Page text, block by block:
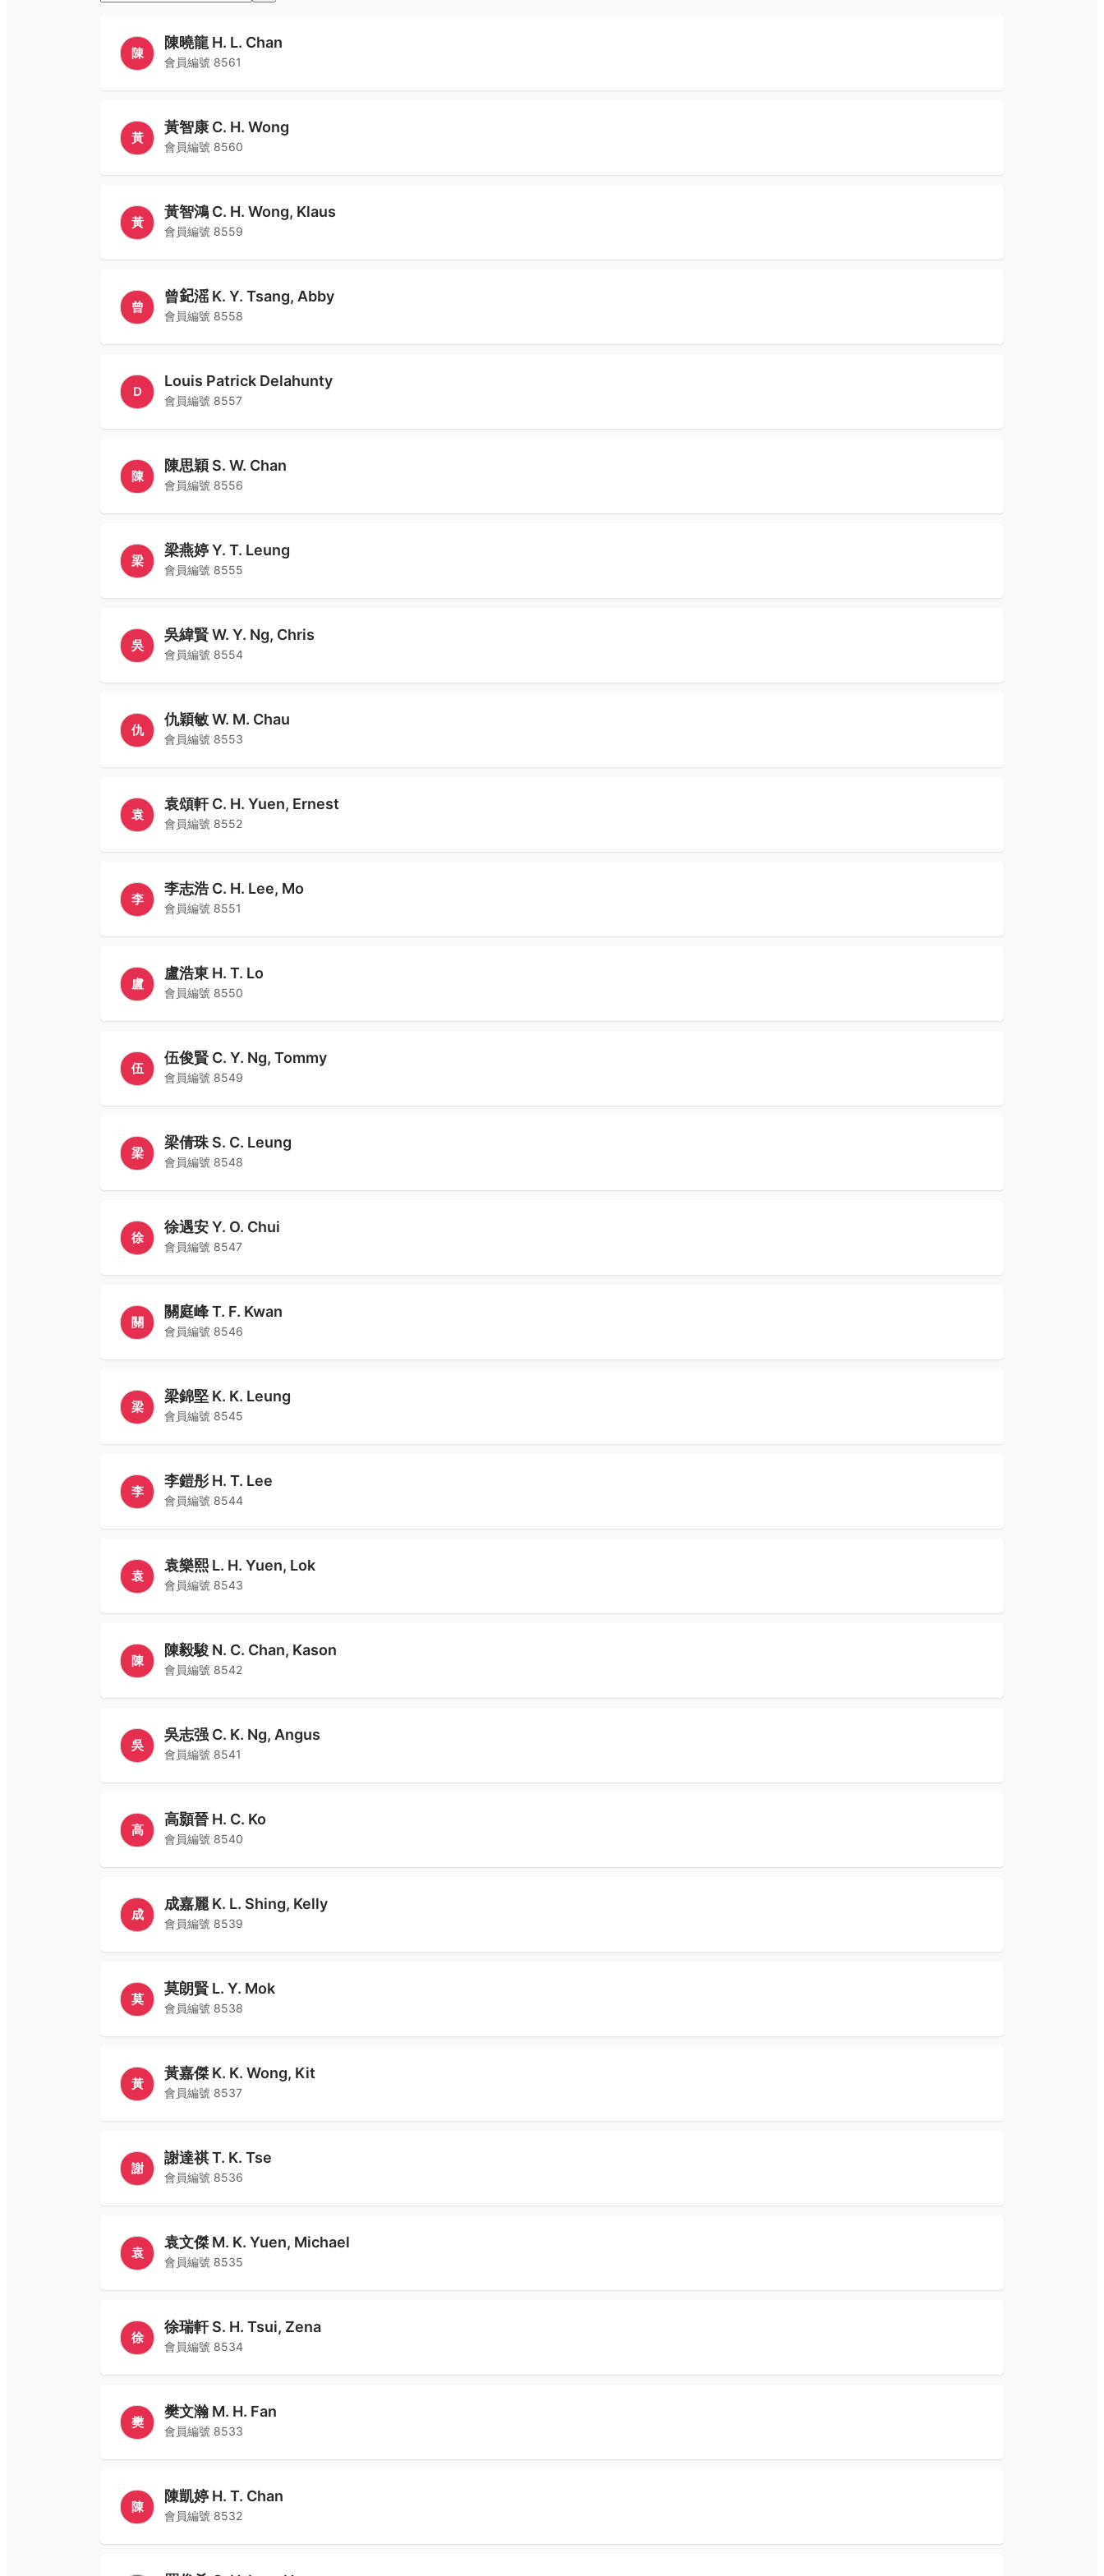
陳
陳曉龍 H. L. Chan
會員編號 8561
黃
黃智康 C. H. Wong
會員編號 8560
黃
黃智鴻 C. H. Wong, Klaus
會員編號 8559
曾
曾𨥈滛 K. Y. Tsang, Abby
會員編號 8558
D
Louis Patrick Delahunty
會員編號 8557
陳
陳思穎 S. W. Chan
會員編號 8556
梁
梁燕婷 Y. T. Leung
會員編號 8555
吳
吳緯賢 W. Y. Ng, Chris
會員編號 8554
仇
仇穎敏 W. M. Chau
會員編號 8553
袁
袁頌軒 C. H. Yuen, Ernest
會員編號 8552
李
李志浩 C. H. Lee, Mo
會員編號 8551
盧
盧浩東 H. T. Lo
會員編號 8550
伍
伍俊賢 C. Y. Ng, Tommy
會員編號 8549
梁
梁倩珠 S. C. Leung
會員編號 8548
徐
徐遇安 Y. O. Chui
會員編號 8547
關
關庭峰 T. F. Kwan
會員編號 8546
梁
梁錦堅 K. K. Leung
會員編號 8545
李
李鎧彤 H. T. Lee
會員編號 8544
袁
袁樂熙 L. H. Yuen, Lok
會員編號 8543
陳
陳毅駿 N. C. Chan, Kason
會員編號 8542
吳
吳志强 C. K. Ng, Angus
會員編號 8541
高
高顥晉 H. C. Ko
會員編號 8540
成
成嘉麗 K. L. Shing, Kelly
會員編號 8539
莫
莫朗賢 L. Y. Mok
會員編號 8538
黃
黃嘉傑 K. K. Wong, Kit
會員編號 8537
謝
謝達祺 T. K. Tse
會員編號 8536
袁
袁文傑 M. K. Yuen, Michael
會員編號 8535
徐
徐瑞軒 S. H. Tsui, Zena
會員編號 8534
樊
樊文瀚 M. H. Fan
會員編號 8533
陳
陳凱婷 H. T. Chan
會員編號 8532